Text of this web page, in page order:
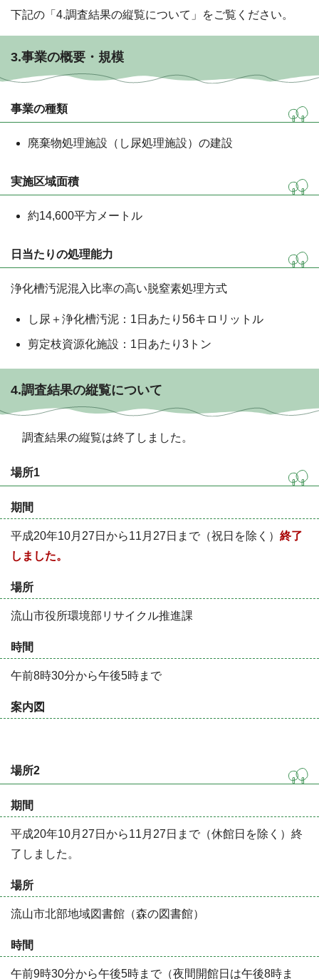
下記の「4.調査結果の縦覧について」をご覧ください。
3.事業の概要・規模
事業の種類
廃棄物処理施設（し尿処理施設）の建設
実施区域面積
約14,600平方メートル
日当たりの処理能力
浄化槽汚泥混入比率の高い脱窒素処理方式
し尿＋浄化槽汚泥：1日あたり56キロリットル
剪定枝資源化施設：1日あたり3トン
4.調査結果の縦覧について
調査結果の縦覧は終了しました。
場所1
期間
平成20年10月27日から11月27日まで（祝日を除く） 終了
しました。
場所
流山市役所環境部リサイクル推進課
時間
午前8時30分から午後5時まで
案内図
場所2
期間
平成20年10月27日から11月27日まで（休館日を除く） 終
了しました。
場所
流山市北部地域図書館（森の図書館）
時間
午前9時30分から午後5時まで（夜間開館日は午後8時ま